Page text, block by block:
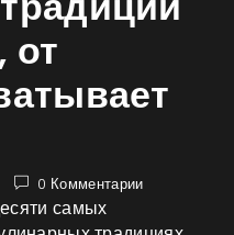
от
0 Комментарии
самых